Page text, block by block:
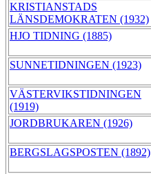
KRISTIANSTADS
LÄNSDEMOKRATEN (1932)
HJO TIDNING (1885)
SUNNETIDNINGEN (1923)
VÄSTERVIKSTIDNINGEN
(1919)
JORDBRUKAREN (1926)
BERGSLAGSPOSTEN (1892)